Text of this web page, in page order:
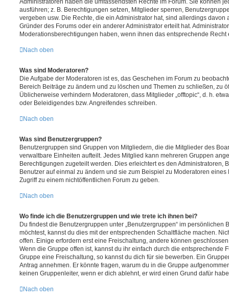
ausführen; z. B. Berechtigungen setzen, Mitglieder sperren,
vergeben usw. Die Rechte, die ein Administrator hat, sind allerdings
Gründer des Forums oder ein anderer Administrator erteilt hat.
Moderationsberechtigungen haben, wenn ihnen das entsprechende Recht
Nach oben
Was sind Moderatoren?
Die Aufgabe der Moderatoren ist es, das Geschehen im Forum zu
Bereich Beiträge zu ändern und zu löschen und Themen zu schließen, zu
Üblicherweise verhindern Moderatoren, dass Mitglieder „offtopic“, d. h.
oder Beleidigendes bzw. Angreifendes schreiben.
Nach oben
Was sind Benutzergruppen?
Benutzergruppen sind Gruppen von Mitgliedern, die die Mitglieder des
verwaltbare Einheiten aufteilt. Jedes Mitglied kann mehreren Gruppen
Berechtigungen zugeteilt werden. Dies erleichtert es den Administratoren,
Benutzer auf einmal zu ändern und sie zum Beispiel zu Moderatoren
Zugriff zu einem nichtöffentlichen Forum zu geben.
Nach oben
Wo finde ich die Benutzergruppen und wie trete ich ihnen bei?
Du findest die Benutzergruppen unter „Benutzergruppen“ im persönlichen
möchtest, kannst du dies mit der entsprechenden Schaltfläche machen.
offen. Einige erfordern erst eine Freischaltung, andere können
Wenn die Gruppe offen ist, kannst du ihr einfach durch die entsprechende
Gruppe eine Freischaltung, so kannst du dich für sie bewerben. Ein
Antrag annehmen. Er könnte fragen, warum du in die Gruppe
keinen Gruppenleiter, wenn er dich ablehnt, er wird einen Grund dafür
Nach oben